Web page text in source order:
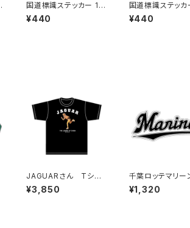
国道標識ステッカー 13
4号線
¥440
国道標識ステッ
5号線
¥440
JAGUARさん Tシャ
ツ（LEGEND-B）Black
¥3,850
千葉ロッテマリー
テッカー16（特大）
¥1,320